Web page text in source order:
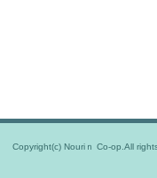
Copyright(c) Nouriｎ Co-op.All